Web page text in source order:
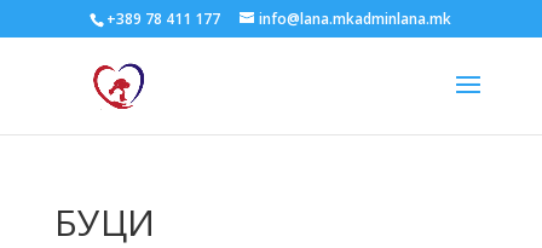
+389 78 411 177 info@lana.mkadminlana.mk
БУЦИ